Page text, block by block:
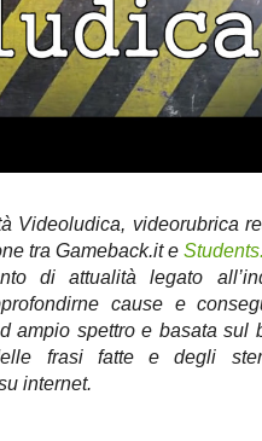
Videoludica, videorubrica
tra Gameback.it e
di attualità legato
cause e
ampio spettro e basata sul
frasi fatte e degli
internet.